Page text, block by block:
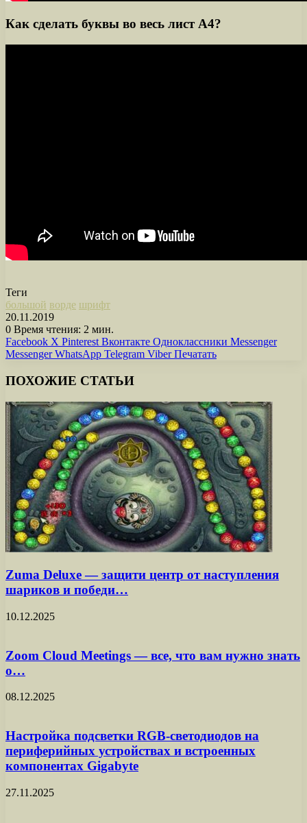
Как сделать буквы во весь лист A4?
Теги
большой ворде шрифт
20.11.2019
0 Время чтения: 2 мин.
Facebook X Pinterest Вконтакте Одноклассники Messenger
Messenger WhatsApp Telegram Viber Печатать
ПОХОЖИЕ СТАТЬИ
Zuma Deluxe — защити центр от наступления
шариков и победи…
10.12.2025
Zoom Cloud Meetings — все, что вам нужно знать
о…
08.12.2025
Настройка подсветки RGB-светодиодов на
периферийных устройствах и встроенных
компонентах Gigabyte
27.11.2025